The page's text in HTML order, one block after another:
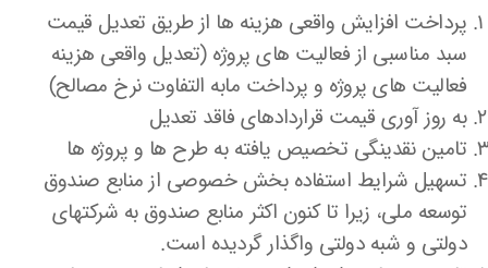
پرداخت افزایش واقعی هزینه ها از طریق تعدیل قیمت
سبد مناسبی از فعالیت های پروژه (تعدیل واقعی هزینه
فعالیت های پروژه و پرداخت مابه التفاوت نرخ مصالح)
به روز آوری قیمت قراردادهای فاقد تعدیل
تامین نقدینگی تخصیص یافته به طرح ها و پروژه ها
تسهیل شرایط استفاده بخش خصوصی از منابع صندوق
توسعه ملی، زیرا تا کنون اکثر منابع صندوق به شرکتهای
دولتی و شبه دولتی واگذار گردیده است.